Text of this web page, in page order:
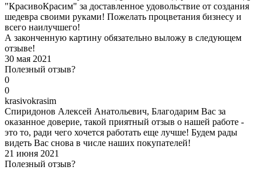
"КрасивоКрасим" за доставленное удовольствие от создания
шедевра своими руками! Пожелать процветания бизнесу и
всего наилучшего!
А законченную картину обязательно выложу в следующем
отзыве!
30 мая 2021
Полезный отзыв?
0
0
krasivokrasim
Спиридонов Алексей Анатольевич, Благодарим Вас за
оказанное доверие, такой приятный отзыв о нашей работе -
это то, ради чего хочется работать еще лучше! Будем рады
видеть Вас снова в числе наших покупателей!
21 июня 2021
Полезный отзыв?